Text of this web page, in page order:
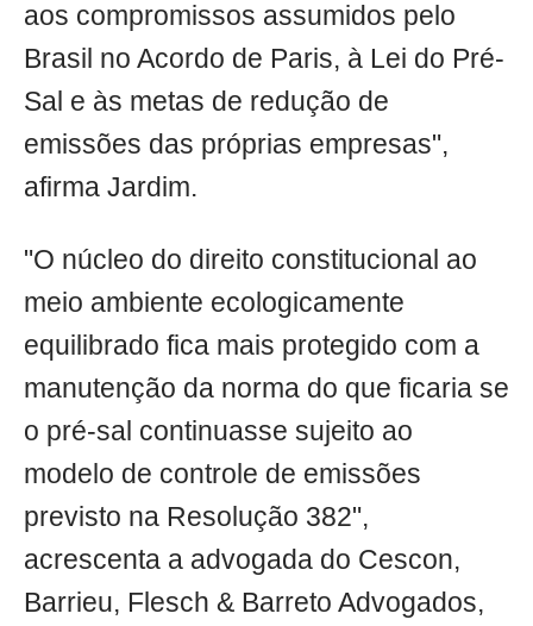
aos compromissos assumidos pelo
Brasil no Acordo de Paris, à Lei do Pré-
Sal e às metas de redução de
emissões das próprias empresas",
afirma Jardim.
"O núcleo do direito constitucional ao
meio ambiente ecologicamente
equilibrado fica mais protegido com a
manutenção da norma do que ficaria se
o pré-sal continuasse sujeito ao
modelo de controle de emissões
previsto na Resolução 382",
acrescenta a advogada do Cescon,
Barrieu, Flesch & Barreto Advogados,